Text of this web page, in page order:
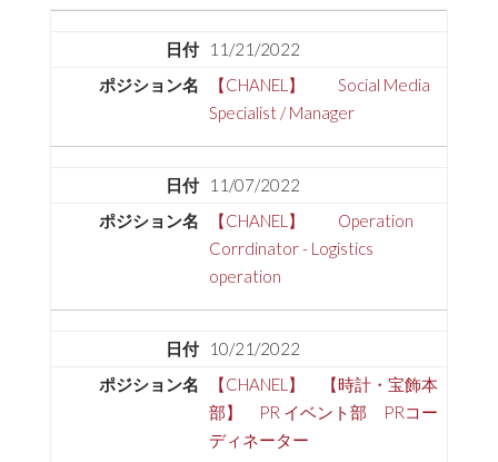
11/21/2022
【CHANEL】 Social Media
Specialist / Manager
11/07/2022
【CHANEL】 Operation
Corrdinator - Logistics
operation
10/21/2022
【CHANEL】 【時計・宝飾本
部】 PR イベント部 PRコー
ディネーター